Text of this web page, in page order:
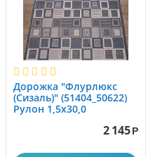
Дорожка "Флурлюкс
(Сизаль)" (51404_50622)
Рулон 1,5х30,0
2 145 Р